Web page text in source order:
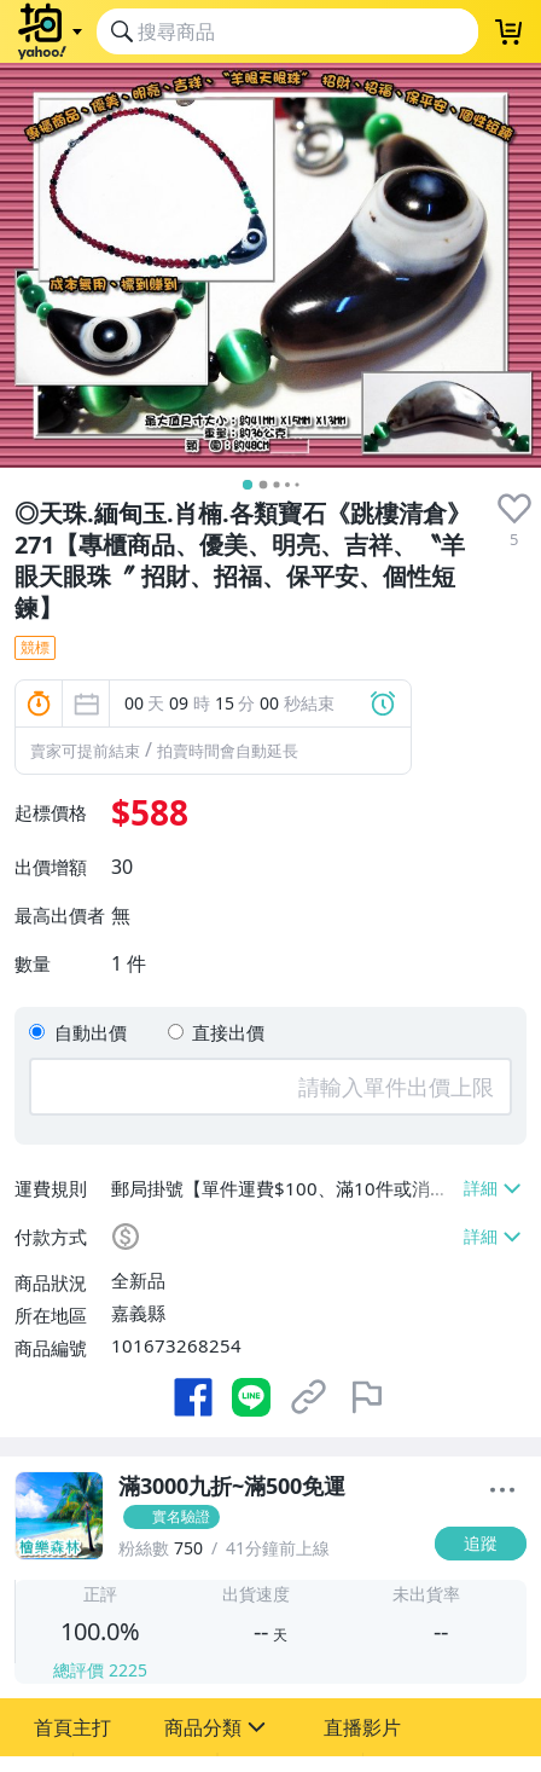
◎天珠.緬甸玉.肖楠.各類寶石《跳樓清倉》
271【專櫃商品、優美、明亮、吉祥、〝羊
眼天眼珠〞 招財、招福、保平安、個性短
鍊】
5
競標
00 天 09 時 14分 58 秒結束
賣家可提前結束 / 拍賣時間會自動延長
起標價格 $588
出價增額 30
最高出價者 無
數量 1 件
自動出價 直接出價
運費規則
郵局掛號【單件運費$100、滿10件或消費
滿$500免運費】
付款方式
商品狀況
全新品
所在地區
嘉義縣
商品編號
101673268254
滿3000九折~滿500免運
實名驗證
粉絲數 750 41分鐘前上線 追蹤
正評
100.0%
總評價 2225
出貨速度
-- 天
未出貨率
--
首頁主打 商品分類 直播影片